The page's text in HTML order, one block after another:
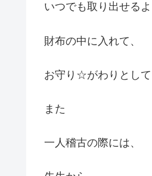
いつでも取り出せるよ
財布の中に入れて、
お守り☆がわりとし
また
一人稽古の際には、